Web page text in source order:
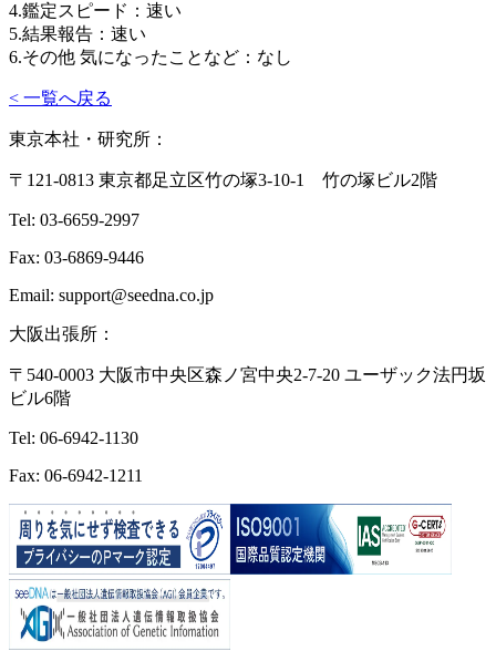
4.鑑定スピード：速い
5.結果報告：速い
6.その他 気になったことなど：なし
< 一覧へ戻る
東京本社・研究所：
〒121-0813 東京都足立区竹の塚3-10-1 竹の塚ビル2階
Tel: 03-6659-2997
Fax: 03-6869-9446
Email: support@seedna.co.jp
大阪出張所：
〒540-0003 大阪市中央区森ノ宮中央2-7-20 ユーザック法円坂
ビル6階
Tel: 06-6942-1130
Fax: 06-6942-1211